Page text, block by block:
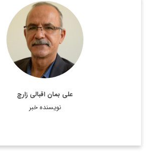
علی بمان اقبالی زارچ
نویسنده خبر
دیپلمات و کارشناس ارشد یورآسیا و رئیس گروه
اطلاعات بیشتر